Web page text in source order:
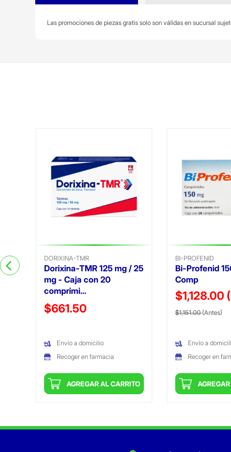
Las promociones de piezas gratis solo son válidas en sucursal
DORIXINA-TMR
Dorixina-TMR 125 mg / 25
mg - Caja con 20
comprimi...
Precio reducido de
$661.50
Envío a domicilio
Recoger en farmacia
AGREGAR AL CARRITO
BI-PROFENID
Bi-Profenid
Comp
$1,128.00
Precio reducido
$1,151.00(Antes)
Envío a
Recoger en